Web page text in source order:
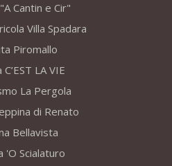
Cantin e Cir"
Villa Spadara
Piromallo
LA VIE
La Pergola
di Renato
Bellavista
'O Scialaturo